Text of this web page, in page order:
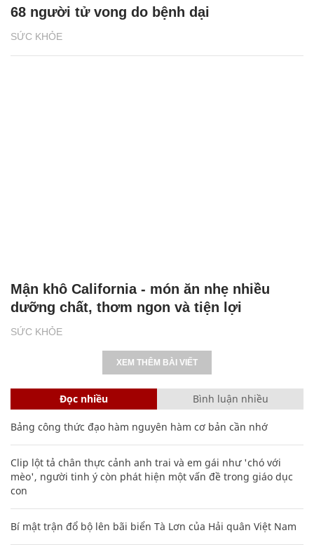
SỨC KHỎE
68 người tử vong do bệnh dại
SỨC KHỎE
Mận khô California - món ăn nhẹ nhiều
dưỡng chất, thơm ngon và tiện lợi
XEM THÊM BÀI VIẾT
Đọc nhiều Bình luận nhiều
Bảng công thức đạo hàm nguyên hàm cơ bản cần nhớ
Clip lột tả chân thực cảnh anh trai và em gái như 'chó với
mèo', người tinh ý còn phát hiện một vấn đề trong giáo dục
con
Bí mật trận đổ bộ lên bãi biển Tà Lơn của Hải quân Việt Nam